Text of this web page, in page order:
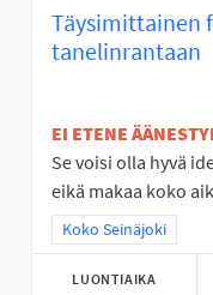
Täysimittainen
tanelinrantaan
EI ETENE
Se voisi olla hyvä
eikä makaa koko
Rajaa tulokset
Koko Seinäjoki
LUONTIAIKA